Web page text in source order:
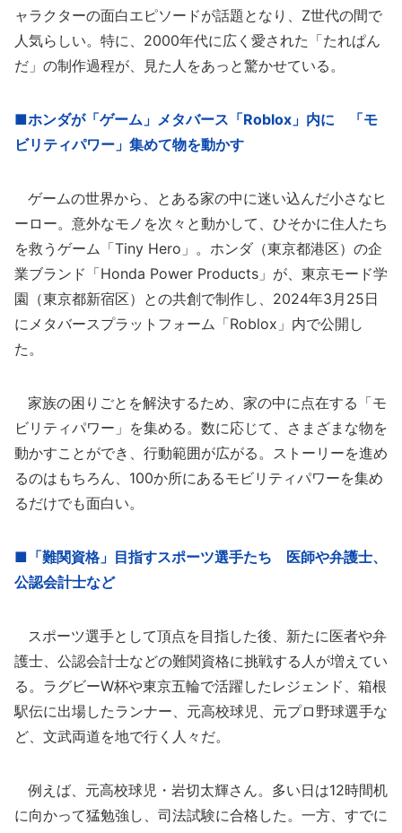
ャラクターの面白エピソードが話題となり、Z世代の間で
人気らしい。特に、2000年代に広く愛された「たれぱん
だ」の制作過程が、見た人をあっと驚かせている。
■ホンダが「ゲーム」メタバース「Roblox」内に 「モ
ビリティパワー」集めて物を動かす
ゲームの世界から、とある家の中に迷い込んだ小さなヒ
ーロー。意外なモノを次々と動かして、ひそかに住人たち
を救うゲーム「Tiny Hero」。ホンダ（東京都港区）の企
業ブランド「Honda Power Products」が、東京モード学
園（東京都新宿区）との共創で制作し、2024年3月25日
にメタバースプラットフォーム「Roblox」内で公開し
た。
家族の困りごとを解決するため、家の中に点在する「モ
ビリティパワー」を集める。数に応じて、さまざまな物を
動かすことができ、行動範囲が広がる。ストーリーを進め
るのはもちろん、100か所にあるモビリティパワーを集め
るだけでも面白い。
■「難関資格」目指すスポーツ選手たち 医師や弁護士、
公認会計士など
スポーツ選手として頂点を目指した後、新たに医者や弁
護士、公認会計士などの難関資格に挑戦する人が増えてい
る。ラグビーW杯や東京五輪で活躍したレジェンド、箱根
駅伝に出場したランナー、元高校球児、元プロ野球選手な
ど、文武両道を地で行く人々だ。
例えば、元高校球児・岩切太輝さん。多い日は12時間机
に向かって猛勉強し、司法試験に合格した。一方、すでに